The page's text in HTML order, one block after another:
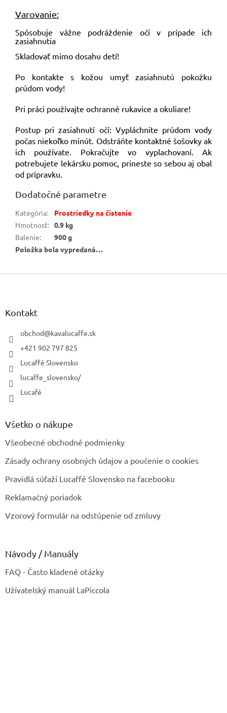
Varovanie:
Spôsobuje vážne podráždenie očí v prípade ich
zasiahnutia
Skladovať mimo dosahu detí!
Po kontakte s kožou umyť zasiahnutú pokožku
prúdom vody!
Pri práci používajte ochranné rukavice a okuliare!
Postup pri zasiahnutí očí: Vypláchnite prúdom vody
počas niekoľko minút. Odstráňte kontaktné šošovky ak
ich používate. Pokračujte vo vyplachovaní. Ak
potrebujete lekársku pomoc, prineste so sebou aj obal
od prípravku.
Dodatočné parametre
Kategória:
Prostriedky na čistenie
Hmotnosť: 0.9 kg
Balenie:
900 g
Položka bola vypredaná…
Z
Kontakt
obchod@kavalucaffe.sk
+421 902 797 825
Lucaffé Slovensko
lucaffe_slovensko/
Lucafé
Všetko o nákupe
Všeobecné obchodné podmienky
Zásady ochrany osobných údajov a poučenie o cookies
Pravidlá súťaží Lucaffé Slovensko na facebooku
Reklamačný poriadok
Vzorový formulár na odstúpenie od zmluvy
Návody / Manuály
FAQ - Často kladené otázky
Užívatelský manuál LaPiccola